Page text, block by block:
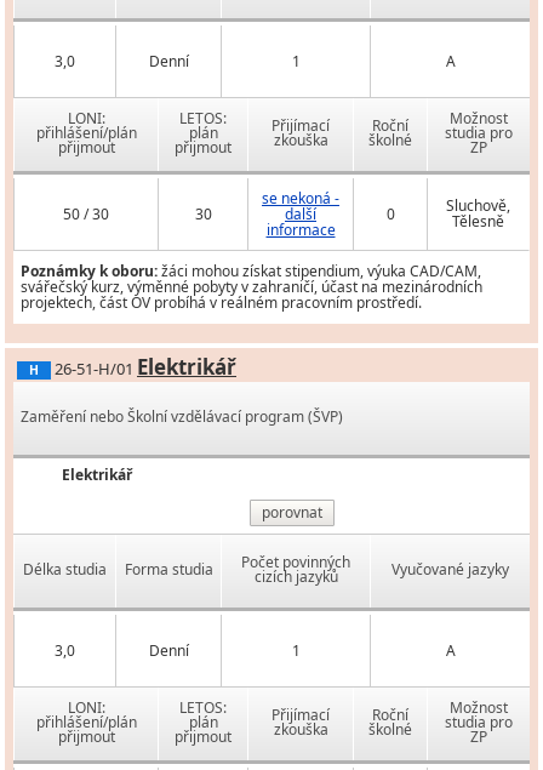
3,0 Denní 1 A
LONI:
přihlášení/plán
přijmout
LETOS:
plán
přijmout
Přijímací
zkouška
Roční
školné
Možnost
studia pro
ZP
50 / 30 30
se nekoná -
další
informace
0 Sluchově,
Tělesně
Poznámky k oboru:žáci mohou získat stipendium, výuka CAD/CAM,
svářečský kurz, výměnné pobyty v zahraničí, účast na mezinárodních
projektech, část OV probíhá v reálném pracovním prostředí.
H 26-51-H/01 Elektrikář
Zaměření nebo Školní vzdělávací program (ŠVP)
Elektrikář
porovnat
Délka studia Forma studia Počet povinných
cizích jazyků Vyučované jazyky
3,0 Denní 1 A
LONI:
přihlášení/plán
přijmout
LETOS:
plán
přijmout
Přijímací
zkouška
Roční
školné
Možnost
studia pro
ZP